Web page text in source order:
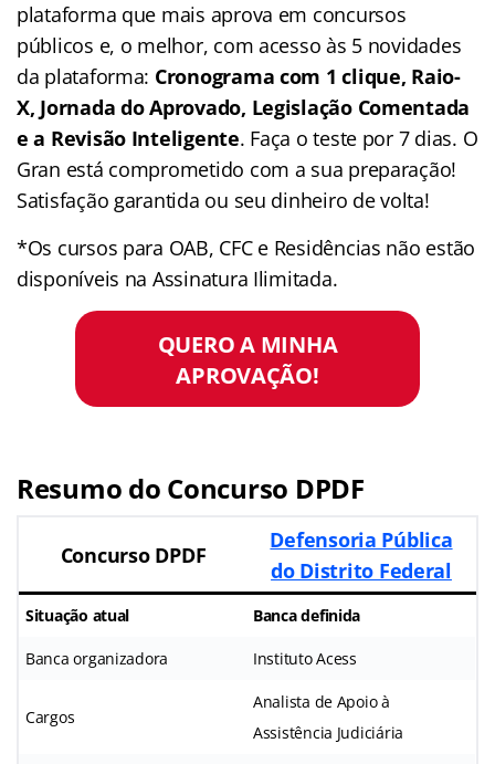
plataforma que mais aprova em concursos
públicos e, o melhor, com acesso às 5 novidades
da plataforma: Cronograma com 1 clique, Raio-
X, Jornada do Aprovado, Legislação Comentada
e a Revisão Inteligente. Faça o teste por 7 dias. O
Gran está comprometido com a sua preparação!
Satisfação garantida ou seu dinheiro de volta!
*Os cursos para OAB, CFC e Residências não estão
disponíveis na Assinatura Ilimitada.
QUERO A MINHA
APROVAÇÃO!
Resumo do Concurso DPDF
Concurso DPDF
Defensoria Pública
do Distrito Federal
Situação atual Banca definida
Banca organizadora Instituto Acess
Cargos
Analista de Apoio à
Assistência Judiciária